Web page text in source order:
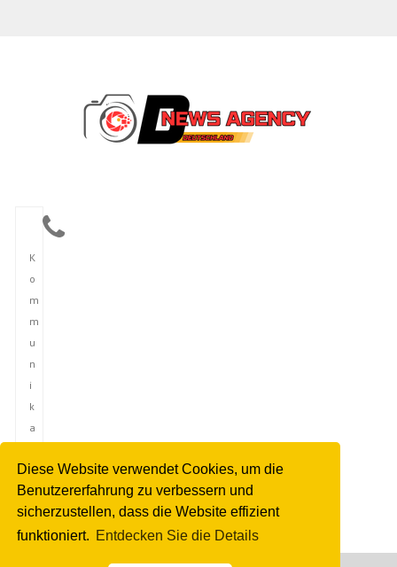
Diese Website verwendet Cookies, um die
Benutzererfahrung zu verbessern und
sicherzustellen, dass die Website effizient
funktioniert. Entdecken Sie die Details
K
o
m
m
u
n
i
k
a
i
o
n